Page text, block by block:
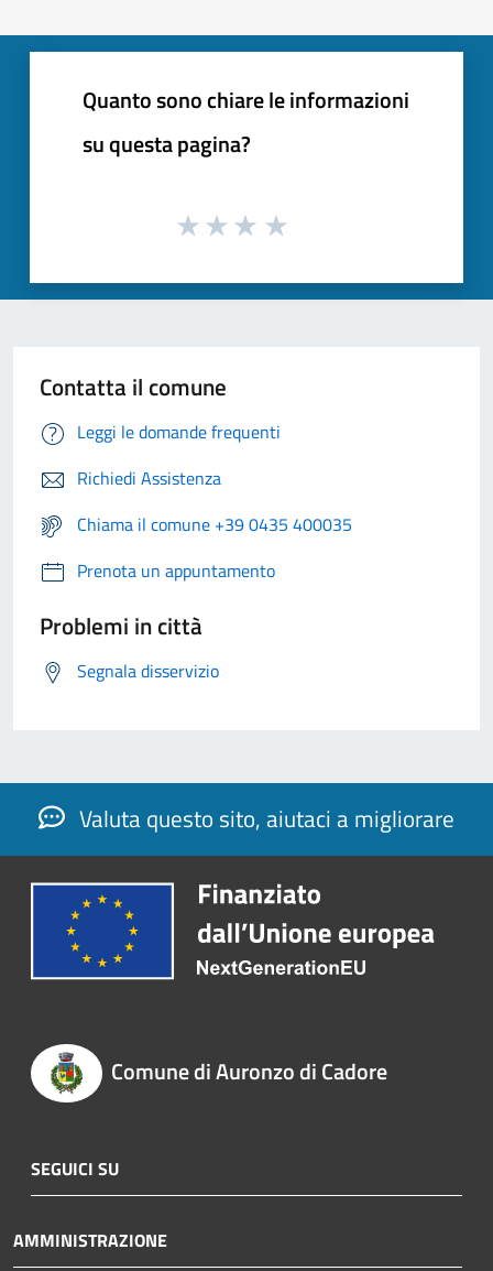
Quanto sono chiare le informazioni
su questa pagina?
Contatta il comune
Leggi le domande frequenti
Richiedi Assistenza
Chiama il comune +39 0435 400035
Prenota un appuntamento
Problemi in città
Segnala disservizio
Valuta questo sito, aiutaci a migliorare
Comune di Auronzo di Cadore
SEGUICI SU
AMMINISTRAZIONE